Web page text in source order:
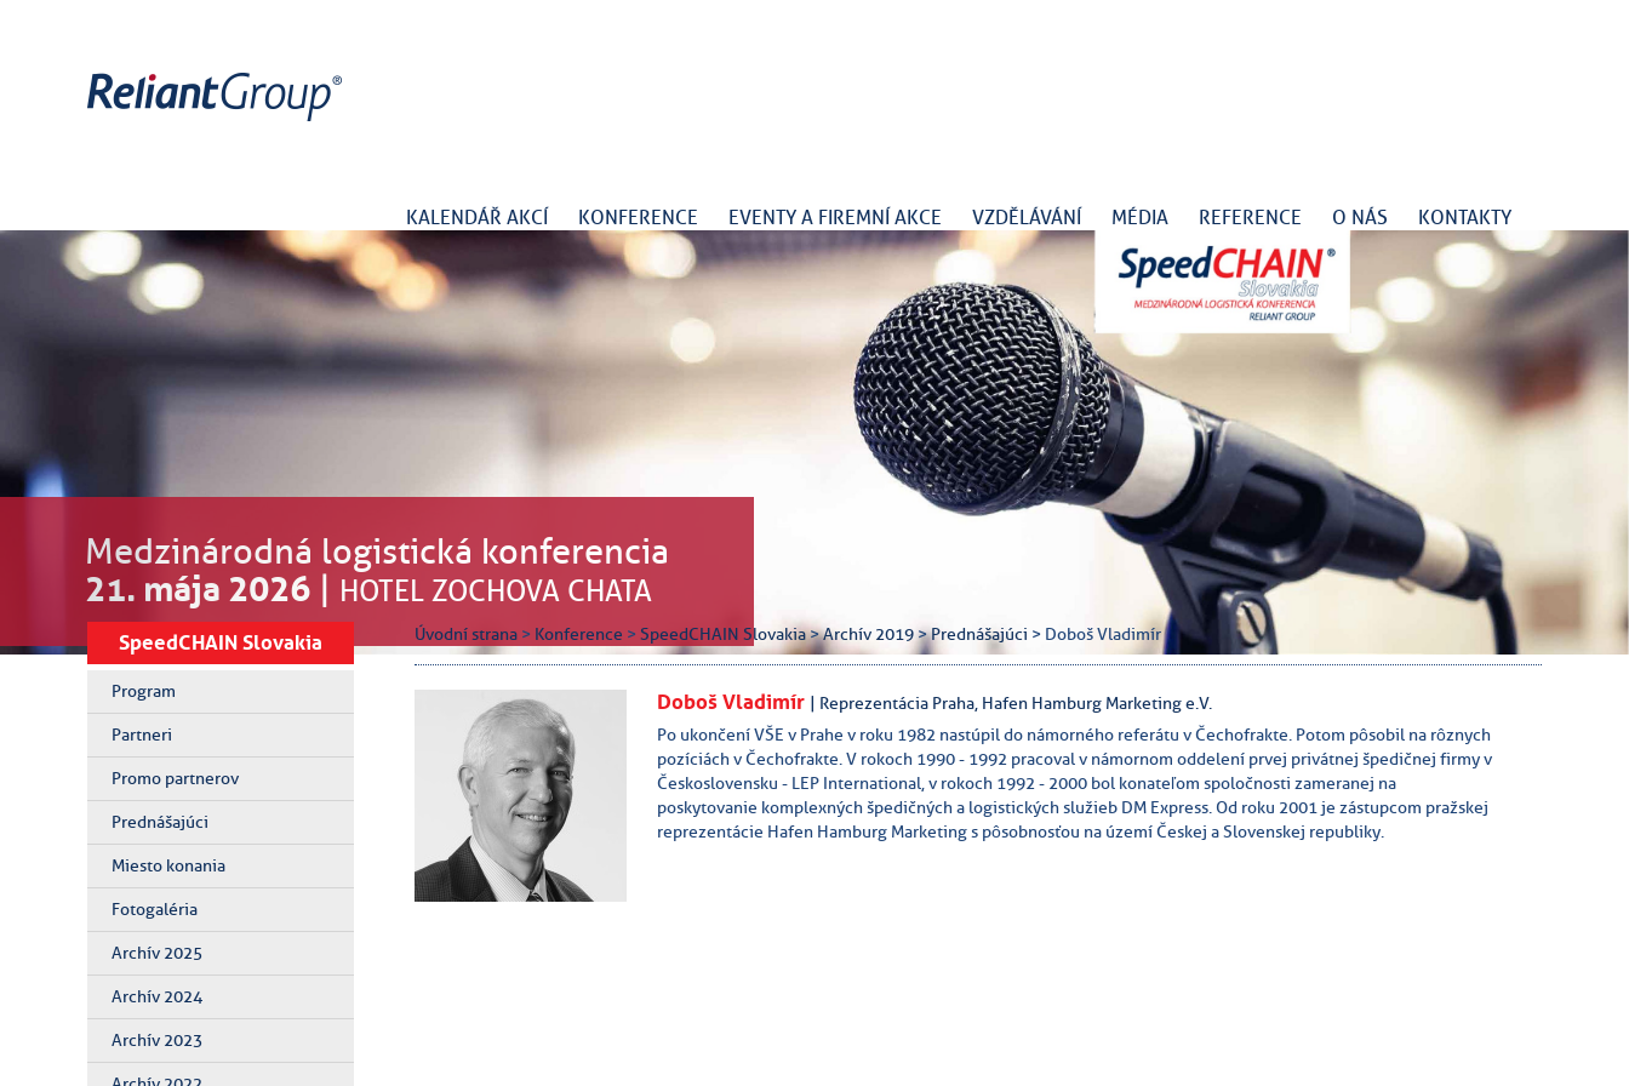
KALENDÁŘ AKCÍ KONFERENCE EVENTY A FIREMNÍ AKCE VZDĚLÁVÁNÍ MÉDIA REFERENCE O NÁS KONTAKTY
Medzinárodná logistická konferencia
21. mája 2026 | HOTEL ZOCHOVA CHATA
SpeedCHAIN Slovakia
Program
Partneri
Promo partnerov
Prednášajúci
Miesto konania
Fotogaléria
Archív 2025
Archív 2024
Archív 2023
Úvodní strana > Konference > SpeedCHAIN Slovakia>Archív 2019>Prednášajúci > Doboš Vladimír
Doboš Vladimír | Reprezentácia Praha, Hafen Hamburg Marketing e.V.
Po ukončení VŠE v Prahe v roku 1982 nastúpil do námorného referátu v Čechofrakte. Potom pôsobil na rôznych
pozíciách v Čechofrakte. V rokoch 1990 - 1992 pracoval v námornom oddelení prvej privátnej špedičnej firmy v
Československu - LEP International, v rokoch 1992 - 2000 bol konateľom spoločnosti zameranej na
poskytovanie komplexných špedičných a logistických služieb DM Express. Od roku 2001 je zástupcom pražskej
reprezentácie Hafen Hamburg Marketing s pôsobnosťou na území Českej a Slovenskej republiky.